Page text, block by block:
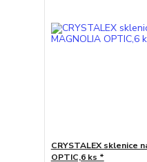
CRYSTALEX sklenice
OPTIC,6 ks *